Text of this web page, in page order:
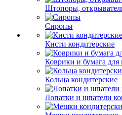
Штопоры,
Сиропы
Кисти кондитерские
Коврики и бумага для
Кольца кондитерские
Лопатки и шпатели